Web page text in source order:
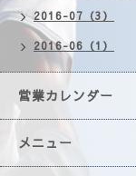
2016-07（3）
2016-06（1）
営業カレンダー
メニュー